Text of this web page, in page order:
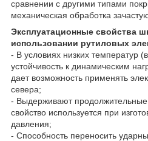
сравнении с другими типами
механическая обработка
Эксплуатационные свойства
использовании рутиловых
- В условиях низких температур
устойчивость к динамическим
дает возможность применять
севера;
- Выдерживают продолжительные
свойство используется при
давления;
- Способность переносить